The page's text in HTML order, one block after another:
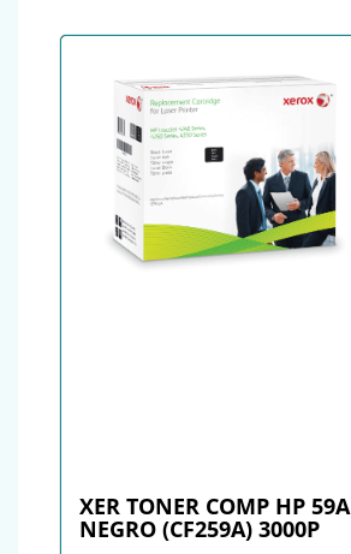
XER TONER COMP HP 59A
NEGRO (CF259A) 3000P